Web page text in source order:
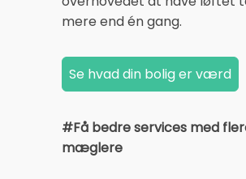
mere end én gang.
#Få bedre services med
mæglere